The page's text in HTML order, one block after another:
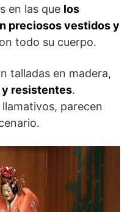
en las que los
preciosos vestidos y
todo su cuerpo.
talladas en madera,
y resistentes.
parecen